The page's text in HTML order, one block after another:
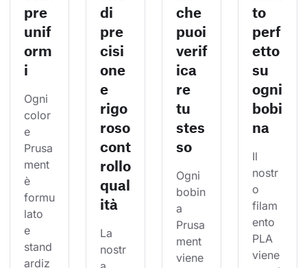
pre
unif
orm
i
Ogni
color
e
Prusa
ment
è
formu
lato
e
stand
ardiz
di
pre
cisi
one
e
rigo
roso
cont
rollo
qual
ità
La
nostr
che
puoi
verif
ica
re
tu
stes
so
Ogni
bobin
a
Prusa
ment
viene
to
perf
etto
su
ogni
bobi
na
Il
nostr
o
filam
ento
PLA
viene